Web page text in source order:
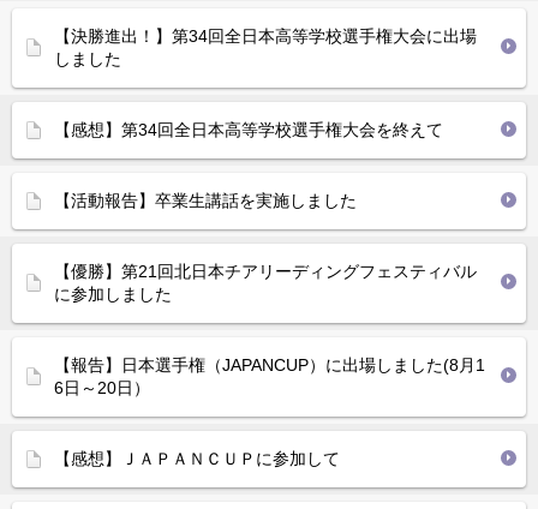
【決勝進出！】第34回全日本高等学校選手権大会に出場
しました
【感想】第34回全日本高等学校選手権大会を終えて
【活動報告】卒業生講話を実施しました
【優勝】第21回北日本チアリーディングフェスティバル
に参加しました
【報告】日本選手権（JAPANCUP）に出場しました(8月1
6日～20日）
【感想】ＪＡＰＡＮＣＵＰに参加して